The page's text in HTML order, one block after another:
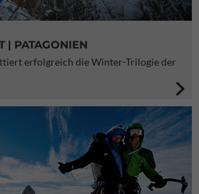
| PATAGONIEN
erfolgreich die Winter-Trilogie der